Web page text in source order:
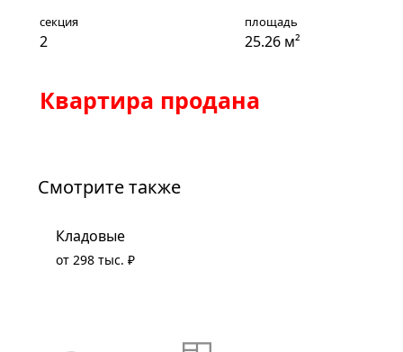
секция
2
площадь
25.26 м²
Квартира продана
Смотрите также
Кладовые
от 298 тыс. ₽